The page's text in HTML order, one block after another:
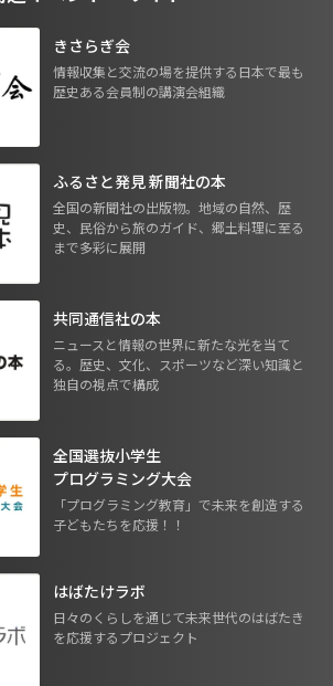
きさらぎ会
情報収集と交流の場を提供する日本で最も
歴史ある会員制の講演会組織
ふるさと発見 新聞社の本
全国の新聞社の出版物。地域の自然、歴
史、民俗から旅のガイド、郷土料理に至る
まで多彩に展開
共同通信社の本
ニュースと情報の世界に新たな光を当て
る。歴史、文化、スポーツなど深い知識と
独自の視点で構成
全国選抜小学生
プログラミング大会
「プログラミング教育」で未来を創造する
子どもたちを応援！！
はばたけラボ
日々のくらしを通じて未来世代のはばたき
を応援するプロジェクト